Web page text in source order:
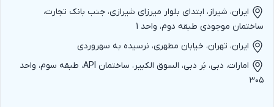
ایران، شیراز، ابتدای بلوار میرزای شیرازی، جنب بانک تجارت،
ساختمان موجودی طبقه دوم، واحد 1
ایران، تهران، خیابان مطهری، نرسیده به سهروردی
امارات، دبی، بَر دبی، السوق الکبیر، ساختمان API، طبقه سوم، واحد
۳۰۵